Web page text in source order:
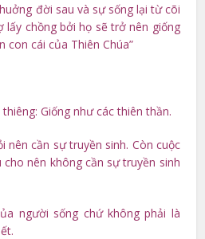
đời sau và sự sống lại từ cõi
lấy chồng bởi họ sẽ trở nên giống
con cái của Thiên Chúa”
Giống như các thiên thần.
nên cần sự truyền sinh. Còn cuộc
nên không cần sự truyền sinh
người sống chứ không phải là